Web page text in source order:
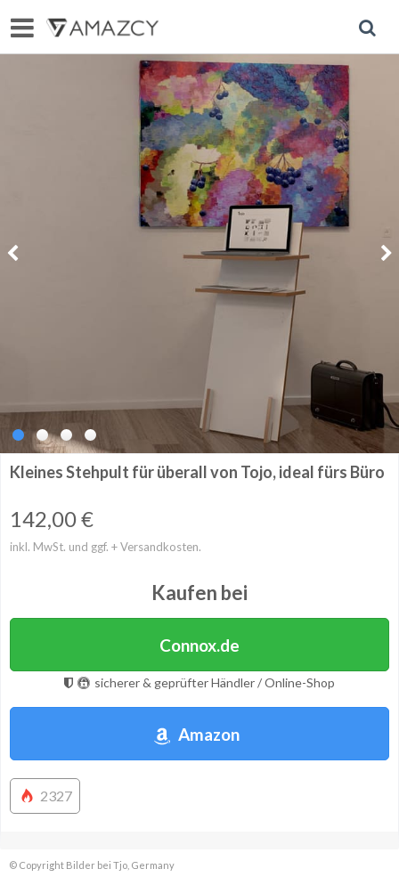
Kleines Stehpult für überall von Tojo, ideal fürs Büro
142,00€
inkl. MwSt. und ggf. + Versandkosten.
Kaufen bei
Connox.de
sicherer & geprüfter Händler / Online-Shop
Amazon
2327
© Copyright Bilder bei Tjo, Germany